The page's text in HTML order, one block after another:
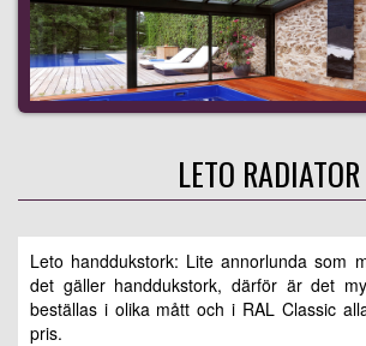
LETO RADIATOR
Leto handdukstork: Lite annorlunda som
det gäller handdukstork, därför är det
beställas i olika mått och i RAL Classic
pris.